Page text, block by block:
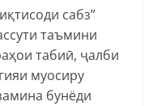
сабз”
таъмини
табиӣ, ҷалби
муосиру
бунёди